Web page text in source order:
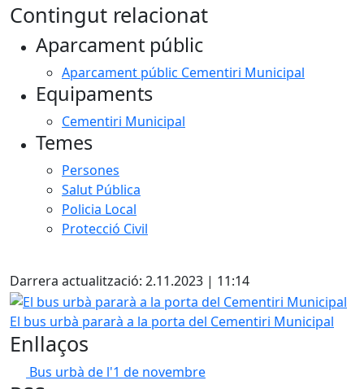
Contingut relacionat
Aparcament públic
Aparcament públic Cementiri Municipal
Equipaments
Cementiri Municipal
Temes
Persones
Salut Pública
Policia Local
Protecció Civil
Darrera actualització: 2.11.2023 | 11:14
El bus urbà pararà a la porta del Cementiri Municipal
El bus urbà pararà a la porta del Cementiri Municipal
Enllaços
Bus urbà de l'1 de novembre